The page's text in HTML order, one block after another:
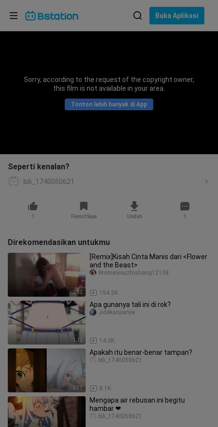
Buka Aplikasi
Sorry, according to the request of the copyright owner,
this film is not available in your area.
Tonton lebih banyak di App
Seperti kenalan?
bili_1740050621
1 Favorit Saya Unduh 1
Direkomendasikan untukmu
2:52
[Remix]Kisah Cinta Manis dari <Flower
and the Beast>
154.2K
Womeiyouzhishang12138
1:12
Apa gunanya tali ini di rok?
14.0K
Jidekanjianjie
2:37
Apakah itu benar-benar tampan?
8.1K
bili_1740050621
Mengapa air rebusan ini begitu
hambar ❤
bili_1740050621
Pilih bahasa
Bahasa Indonesia